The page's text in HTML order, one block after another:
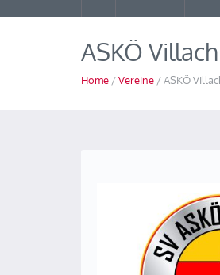
ASKÖ Villach
Home /Vereine / ASKÖ